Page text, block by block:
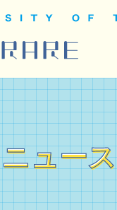
ニュース
ニュース